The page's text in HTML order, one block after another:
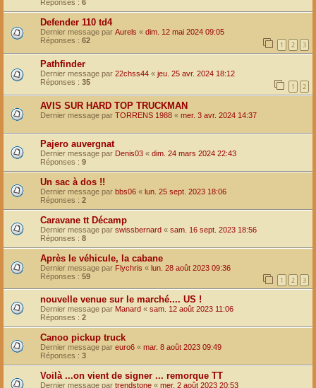
Réponses : 6
Defender 110 td4
Dernier message par Aurels « dim. 12 mai 2024 09:05
Réponses : 62 1 2 3
Pathfinder
Dernier message par 22chss44 « jeu. 25 avr. 2024 18:12
Réponses : 35 1 2
AVIS SUR HARD TOP TRUCKMAN
Dernier message par TORRENS 1988 « mer. 3 avr. 2024 14:37
Pajero auvergnat
Dernier message par Denis03 « dim. 24 mars 2024 22:43
Réponses : 9
Un sac à dos !!
Dernier message par bbs06 « lun. 25 sept. 2023 18:06
Réponses : 2
Caravane tt Décamp
Dernier message par swissbernard « sam. 16 sept. 2023 18:56
Réponses : 8
Après le véhicule, la cabane
Dernier message par Flychris « lun. 28 août 2023 09:36
Réponses : 59 1 2 3
nouvelle venue sur le marché.... US !
Dernier message par Manard « sam. 12 août 2023 11:06
Réponses : 2
Canoo pickup truck
Dernier message par euro6 « mar. 8 août 2023 09:49
Réponses : 3
Voilà ...on vient de signer ... remorque TT
Dernier message par trendstone « mer. 2 août 2023 20:53